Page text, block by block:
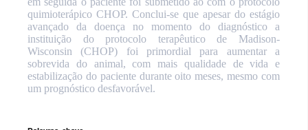
quimioterápico CHOP. Conclui-se que apesar do estágio
avançado da doença no momento do diagnóstico a
instituição do protocolo terapêutico de Madison-
Wisconsin (CHOP) foi primordial para aumentar a
sobrevida do animal, com mais qualidade de vida e
estabilização do paciente durante oito meses, mesmo com
um prognóstico desfavorável.